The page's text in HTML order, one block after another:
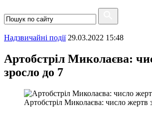
Надзвичайні події 29.03.2022 15:48
Артобстріл Миколаєва:
зросло до 7
Артобстріл Миколаєва: число жертв